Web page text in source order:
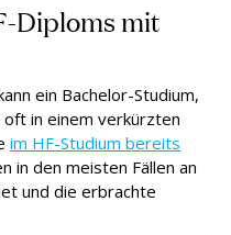
Diploms mit
ein Bachelor-Studium,
in einem verkürzten
im HF-Studium bereits
in den meisten Fällen an
und die erbrachte